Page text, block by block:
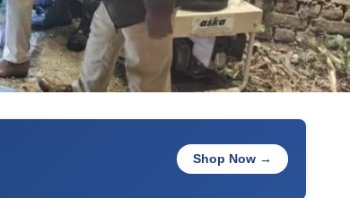
Shop Now →